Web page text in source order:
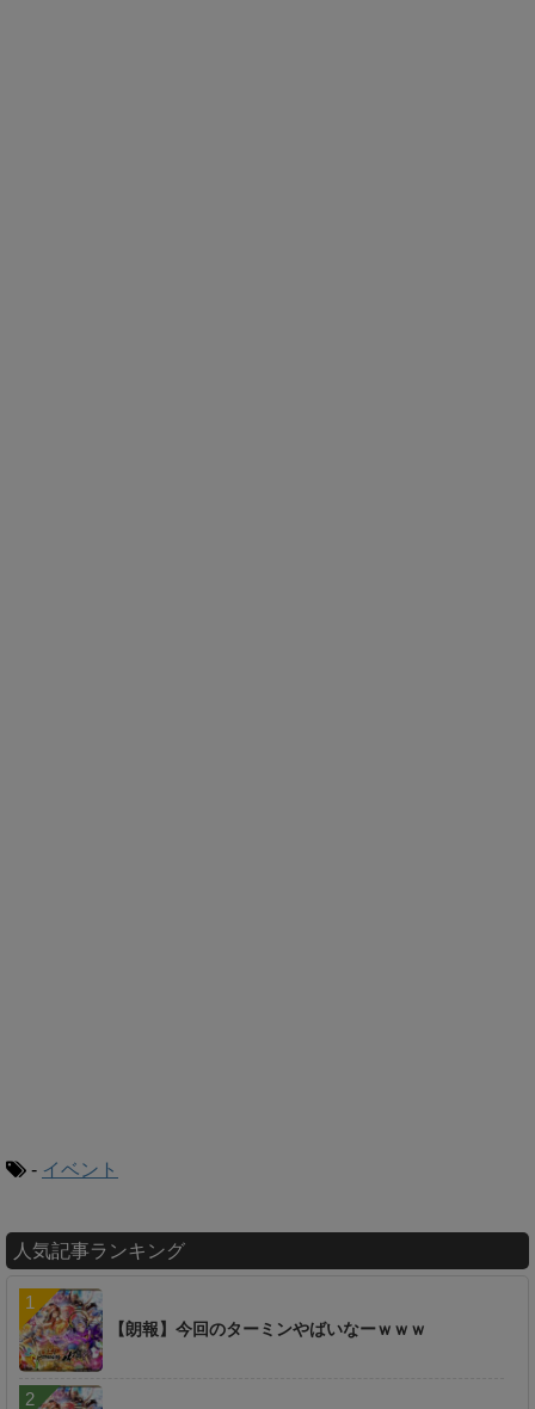
- イベント
人気記事ランキング
【朗報】今回のターミンやばいなーｗｗｗ